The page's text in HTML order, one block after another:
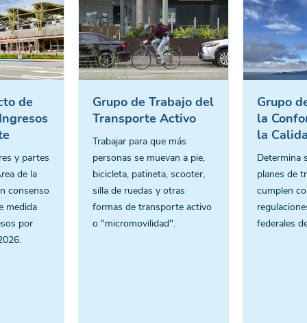
de
y partes
de la
consenso
medida
por
Grupo de Trabajo del
Transporte Activo
Trabajar para que más
personas se muevan a pie,
bicicleta, patineta, scooter,
silla de ruedas y otras
formas de transporte activo
o "micromovilidad".
Grupo
la
la
Determina
planes de
cumplen
federales